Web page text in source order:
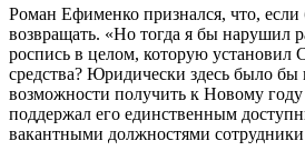
Роман Ефименко признался, что,
возвращать. «Но тогда я бы нарушил
роспись в целом, которую установил
средства? Юридически здесь было
возможности получить к Новому
поддержал его единственным
вакантными должностями